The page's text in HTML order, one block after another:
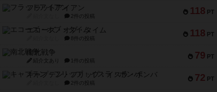
118 PT
フラットアイアン
2件の投稿
118 PT
エコーズ・オブ・タイム
8件の投稿
79 PT
南北戦争
紹介文あり 1件の投稿
72 PT
キャプテン・フリップ：イスラ・ボンバ
2件の投稿